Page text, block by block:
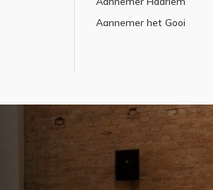
Aannemer het Gooi